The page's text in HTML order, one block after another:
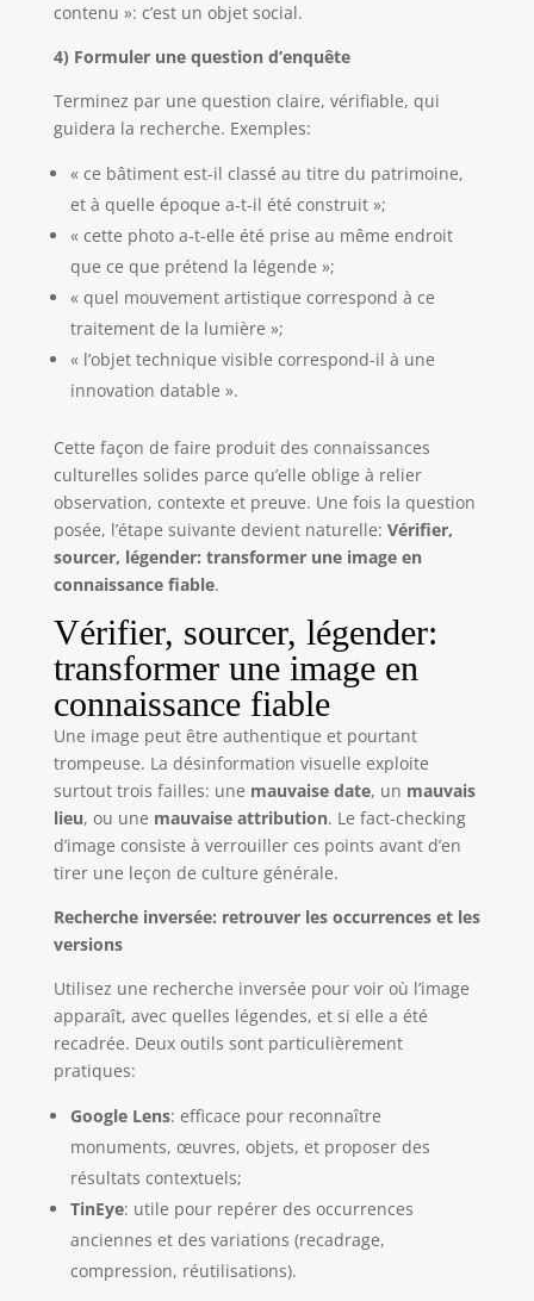
contenu »: c’est un objet social.
4) Formuler une question d’enquête
Terminez par une question claire, vérifiable, qui
guidera la recherche. Exemples:
« ce bâtiment est-il classé au titre du patrimoine,
et à quelle époque a-t-il été construit »;
« cette photo a-t-elle été prise au même endroit
que ce que prétend la légende »;
« quel mouvement artistique correspond à ce
traitement de la lumière »;
« l’objet technique visible correspond-il à une
innovation datable ».
Cette façon de faire produit des connaissances
culturelles solides parce qu’elle oblige à relier
observation, contexte et preuve. Une fois la question
posée, l’étape suivante devient naturelle: Vérifier,
sourcer, légender: transformer une image en
connaissance fiable.
Vérifier, sourcer, légender:
transformer une image en
connaissance fiable
Une image peut être authentique et pourtant
trompeuse. La désinformation visuelle exploite
surtout trois failles: une mauvaise date, un mauvais
lieu, ou une mauvaise attribution. Le fact-checking
d’image consiste à verrouiller ces points avant d’en
tirer une leçon de culture générale.
Recherche inversée: retrouver les occurrences et les
versions
Utilisez une recherche inversée pour voir où l’image
apparaît, avec quelles légendes, et si elle a été
recadrée. Deux outils sont particulièrement
pratiques:
Google Lens: efficace pour reconnaître
monuments, œuvres, objets, et proposer des
résultats contextuels;
TinEye: utile pour repérer des occurrences
anciennes et des variations (recadrage,
compression, réutilisations).